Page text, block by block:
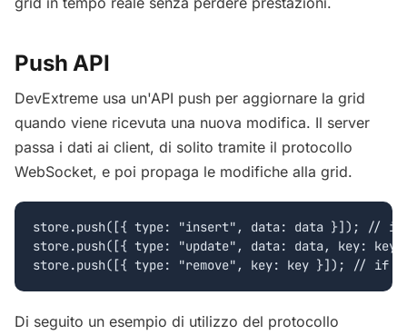
Push API
DevExtreme usa un'API push per aggiornare la grid
quando viene ricevuta una nuova modifica. Il server
passa i dati ai client, di solito tramite il protocollo
WebSocket, e poi propaga le modifiche alla grid.
store.push([{ type: "insert", data: data }]); // if
store.push([{ type: "update", data: data, key:
Di seguito un esempio di utilizzo del protocollo